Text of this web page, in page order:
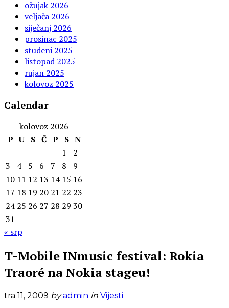
ožujak 2026
veljača 2026
siječanj 2026
prosinac 2025
studeni 2025
listopad 2025
rujan 2025
kolovoz 2025
Calendar
kolovoz 2026
P U S Č P S N
1
2
3
4 5 6 7 8
9
10 11 12 13 14 15 16
17 18 19 20 21 22 23
24 25 26 27 28 29 30
31
« srp
T-Mobile INmusic festival: Rokia
Traoré na Nokia stageu!
tra 11, 2009 by admin in Vijesti